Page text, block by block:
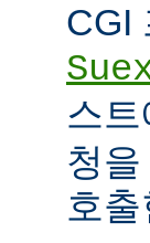
CGI
스
청
호